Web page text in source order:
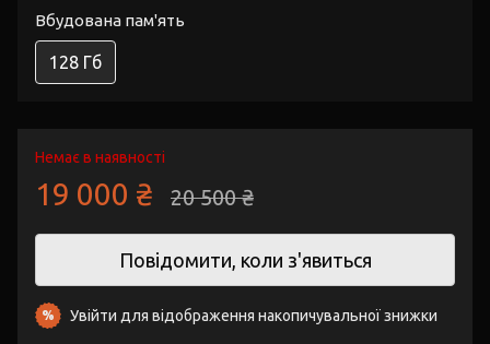
Вбудована пам'ять
128 Гб
Немає в наявності
19 000 ₴ 20 500 ₴
Повідомити, коли з'явиться
% Увійти для відображення накопичувальної знижки